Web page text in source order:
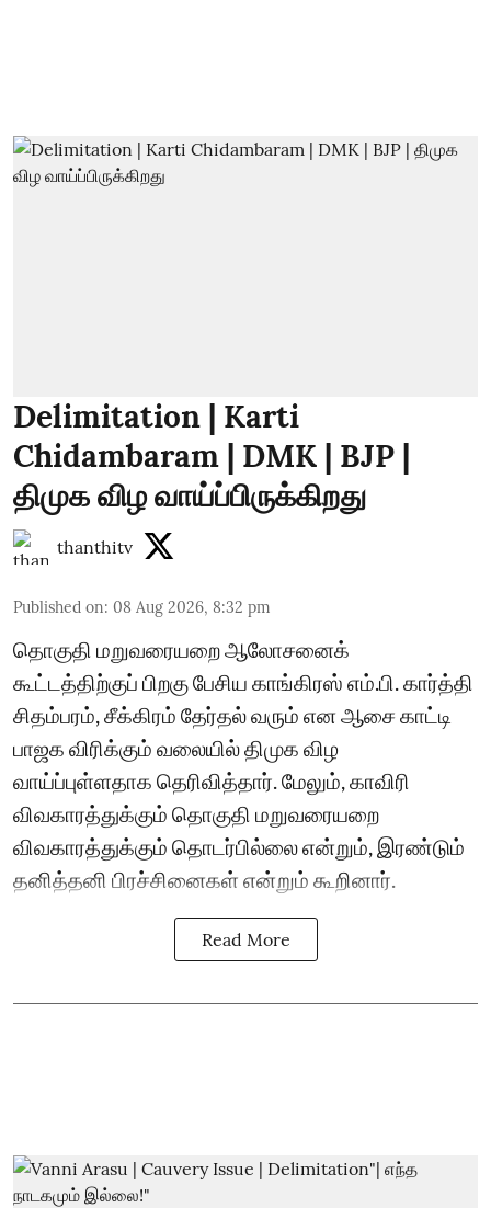
Delimitation | Karti
Chidambaram | DMK | BJP |
திமுக விழ வாய்ப்பிருக்கிறது
thanthitv
Published on: 08 Aug 2026, 8:32 pm
தொகுதி மறுவரையறை ஆலோசனைக்
கூட்டத்திற்குப் பிறகு பேசிய காங்கிரஸ் எம்.பி. கார்த்தி
சிதம்பரம், சீக்கிரம் தேர்தல் வரும் என ஆசை காட்டி
பாஜக விரிக்கும் வலையில் திமுக விழ
வாய்ப்புள்ளதாக தெரிவித்தார். மேலும், காவிரி
விவகாரத்துக்கும் தொகுதி மறுவரையறை
விவகாரத்துக்கும் தொடர்பில்லை என்றும், இரண்டும்
தனித்தனி பிரச்சினைகள் என்றும் கூறினார்.
Read More